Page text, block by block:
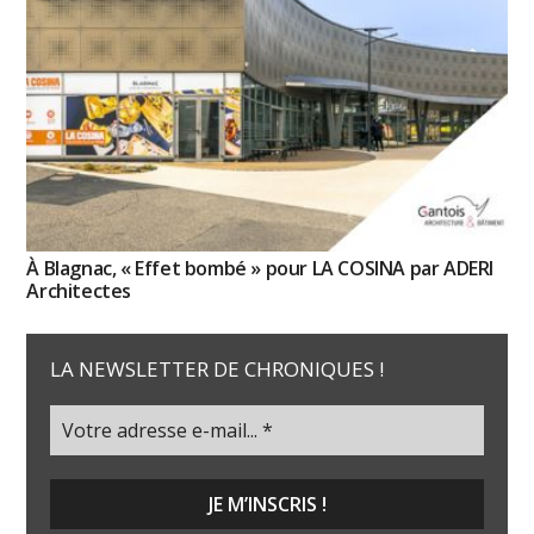
À Blagnac, « Effet bombé » pour LA COSINA par ADERI
Architectes
LA NEWSLETTER DE CHRONIQUES !